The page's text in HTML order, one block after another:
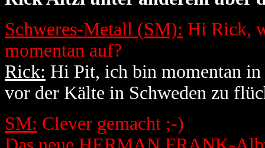
Schweres-Metall (SM): Hi Rick,
momentan auf?
Rick: Hi Pit, ich bin momentan
vor der Kälte in Schweden zu
SM: Clever gemacht ;-)